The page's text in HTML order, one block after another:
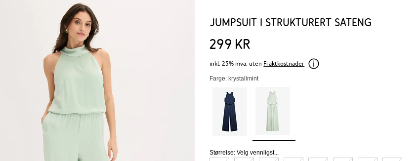
Jumpsuit i strukturert sateng
299 kr
inkl. 25% mva. uten Fraktkostnader
Farge: krystallmint
Størrelse:Velg vennligst...